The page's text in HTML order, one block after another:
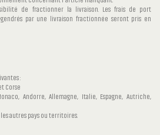
de fractionner la livraison. Les frais de port
par une livraison fractionnée seront pris en
:
Corse
Andorre, Allemagne, Italie, Espagne, Autriche,
autres pays ou territoires.